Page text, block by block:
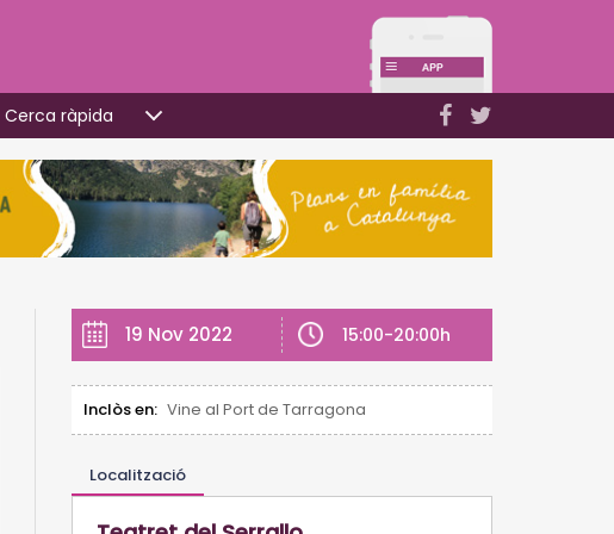
Cerca ràpida
19 Nov 2022 15:00-20:00h
Inclòs en: Vine al Port de Tarragona
Localització